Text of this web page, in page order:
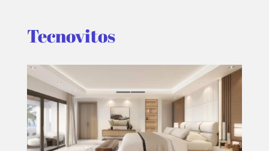
Tecnovitos